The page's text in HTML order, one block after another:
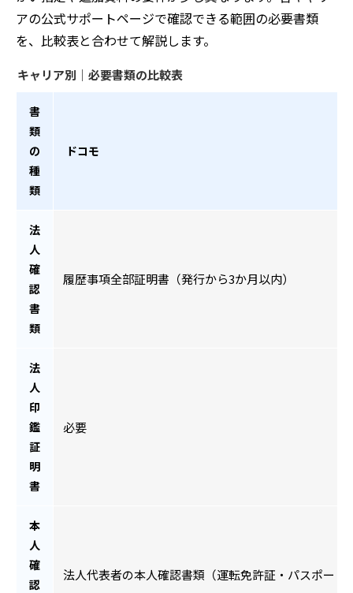
アの公式サポートページで確認できる範囲の必要書類
を、比較表と合わせて解説します。
キャリア別｜必要書類の比較表
書
類
の
種
類
ドコモ
法
人
確
認
書
類
履歴事項全部証明書（発行から3か月以内）
法
人
印
鑑
証
明
書
必要
本
人
確
認
法人代表者の本人確認書類（運転免許証・パスポート